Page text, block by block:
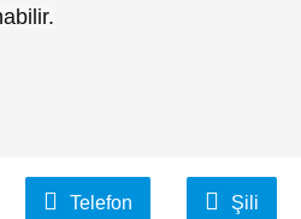
Telefon Şili